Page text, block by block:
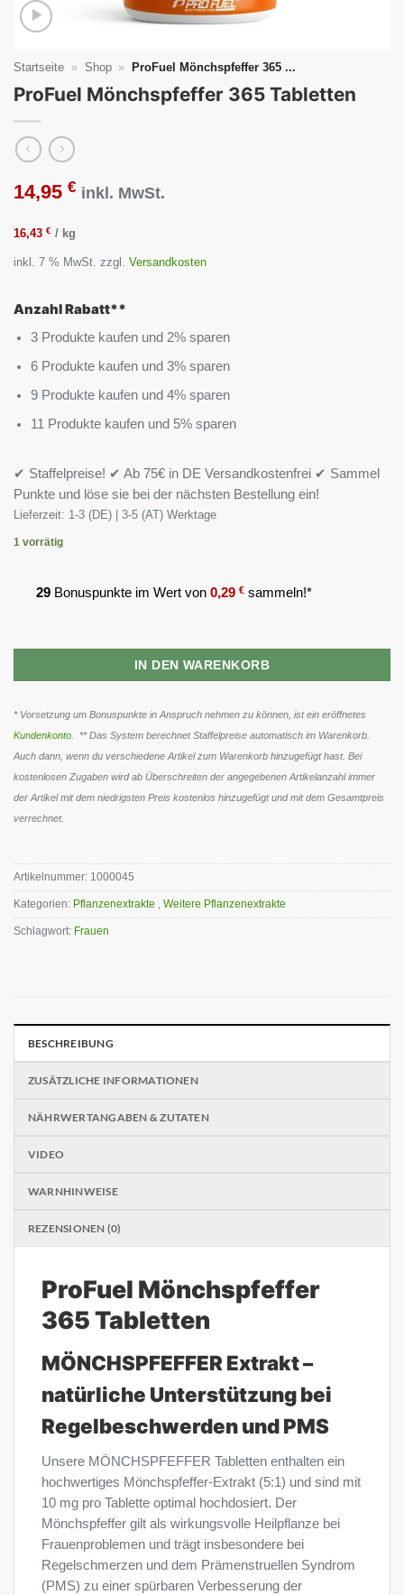
Startseite » Shop » ProFuel Mönchspfeffer 365 ...
ProFuel Mönchspfeffer 365 Tabletten
14,95 € inkl. MwSt.
16,43 € / kg
inkl. 7 % MwSt. zzgl. Versandkosten
Anzahl Rabatt**
3 Produkte kaufen und 2% sparen
6 Produkte kaufen und 3% sparen
9 Produkte kaufen und 4% sparen
11 Produkte kaufen und 5% sparen
✔ Staffelpreise! ✔ Ab 75€ in DE Versandkostenfrei ✔ Sammel
Punkte und löse sie bei der nächsten Bestellung ein!
Lieferzeit: 1-3 (DE) | 3-5 (AT) Werktage
1 vorrätig
29 Bonuspunkte im Wert von 0,29 € sammeln!*
IN DEN WARENKORB
* Vorsetzung um Bonuspunkte in Anspruch nehmen zu können, ist ein eröffnetes
Kundenkonto . ** Das System berechnet Staffelpreise automatisch im Warenkorb.
Auch dann, wenn du verschiedene Artikel zum Warenkorb hinzugefügt hast. Bei
kostenlosen Zugaben wird ab Überschreiten der angegebenen Artikelanzahl immer
der Artikel mit dem niedrigsten Preis kostenlos hinzugefügt und mit dem Gesamtpreis
verrechnet.
Artikelnummer: 1000045
Kategorien: Pflanzenextrakte , Weitere Pflanzenextrakte
Schlagwort: Frauen
BESCHREIBUNG
ZUSÄTZLICHE INFORMATIONEN
NÄHRWERTANGABEN & ZUTATEN
VIDEO
WARNHINWEISE
REZENSIONEN (0)
ProFuel Mönchspfeffer
365 Tabletten
MÖNCHSPFEFFER Extrakt –
natürliche Unterstützung bei
Regelbeschwerden und PMS
Unsere MÖNCHSPFEFFER Tabletten enthalten ein
hochwertiges Mönchspfeffer-Extrakt (5:1) und sind mit
10 mg pro Tablette optimal hochdosiert. Der
Mönchspfeffer gilt als wirkungsvolle Heilpflanze bei
Frauenproblemen und trägt insbesondere bei
Regelschmerzen und dem Prämenstruellen Syndrom
(PMS) zu einer spürbaren Verbesserung der